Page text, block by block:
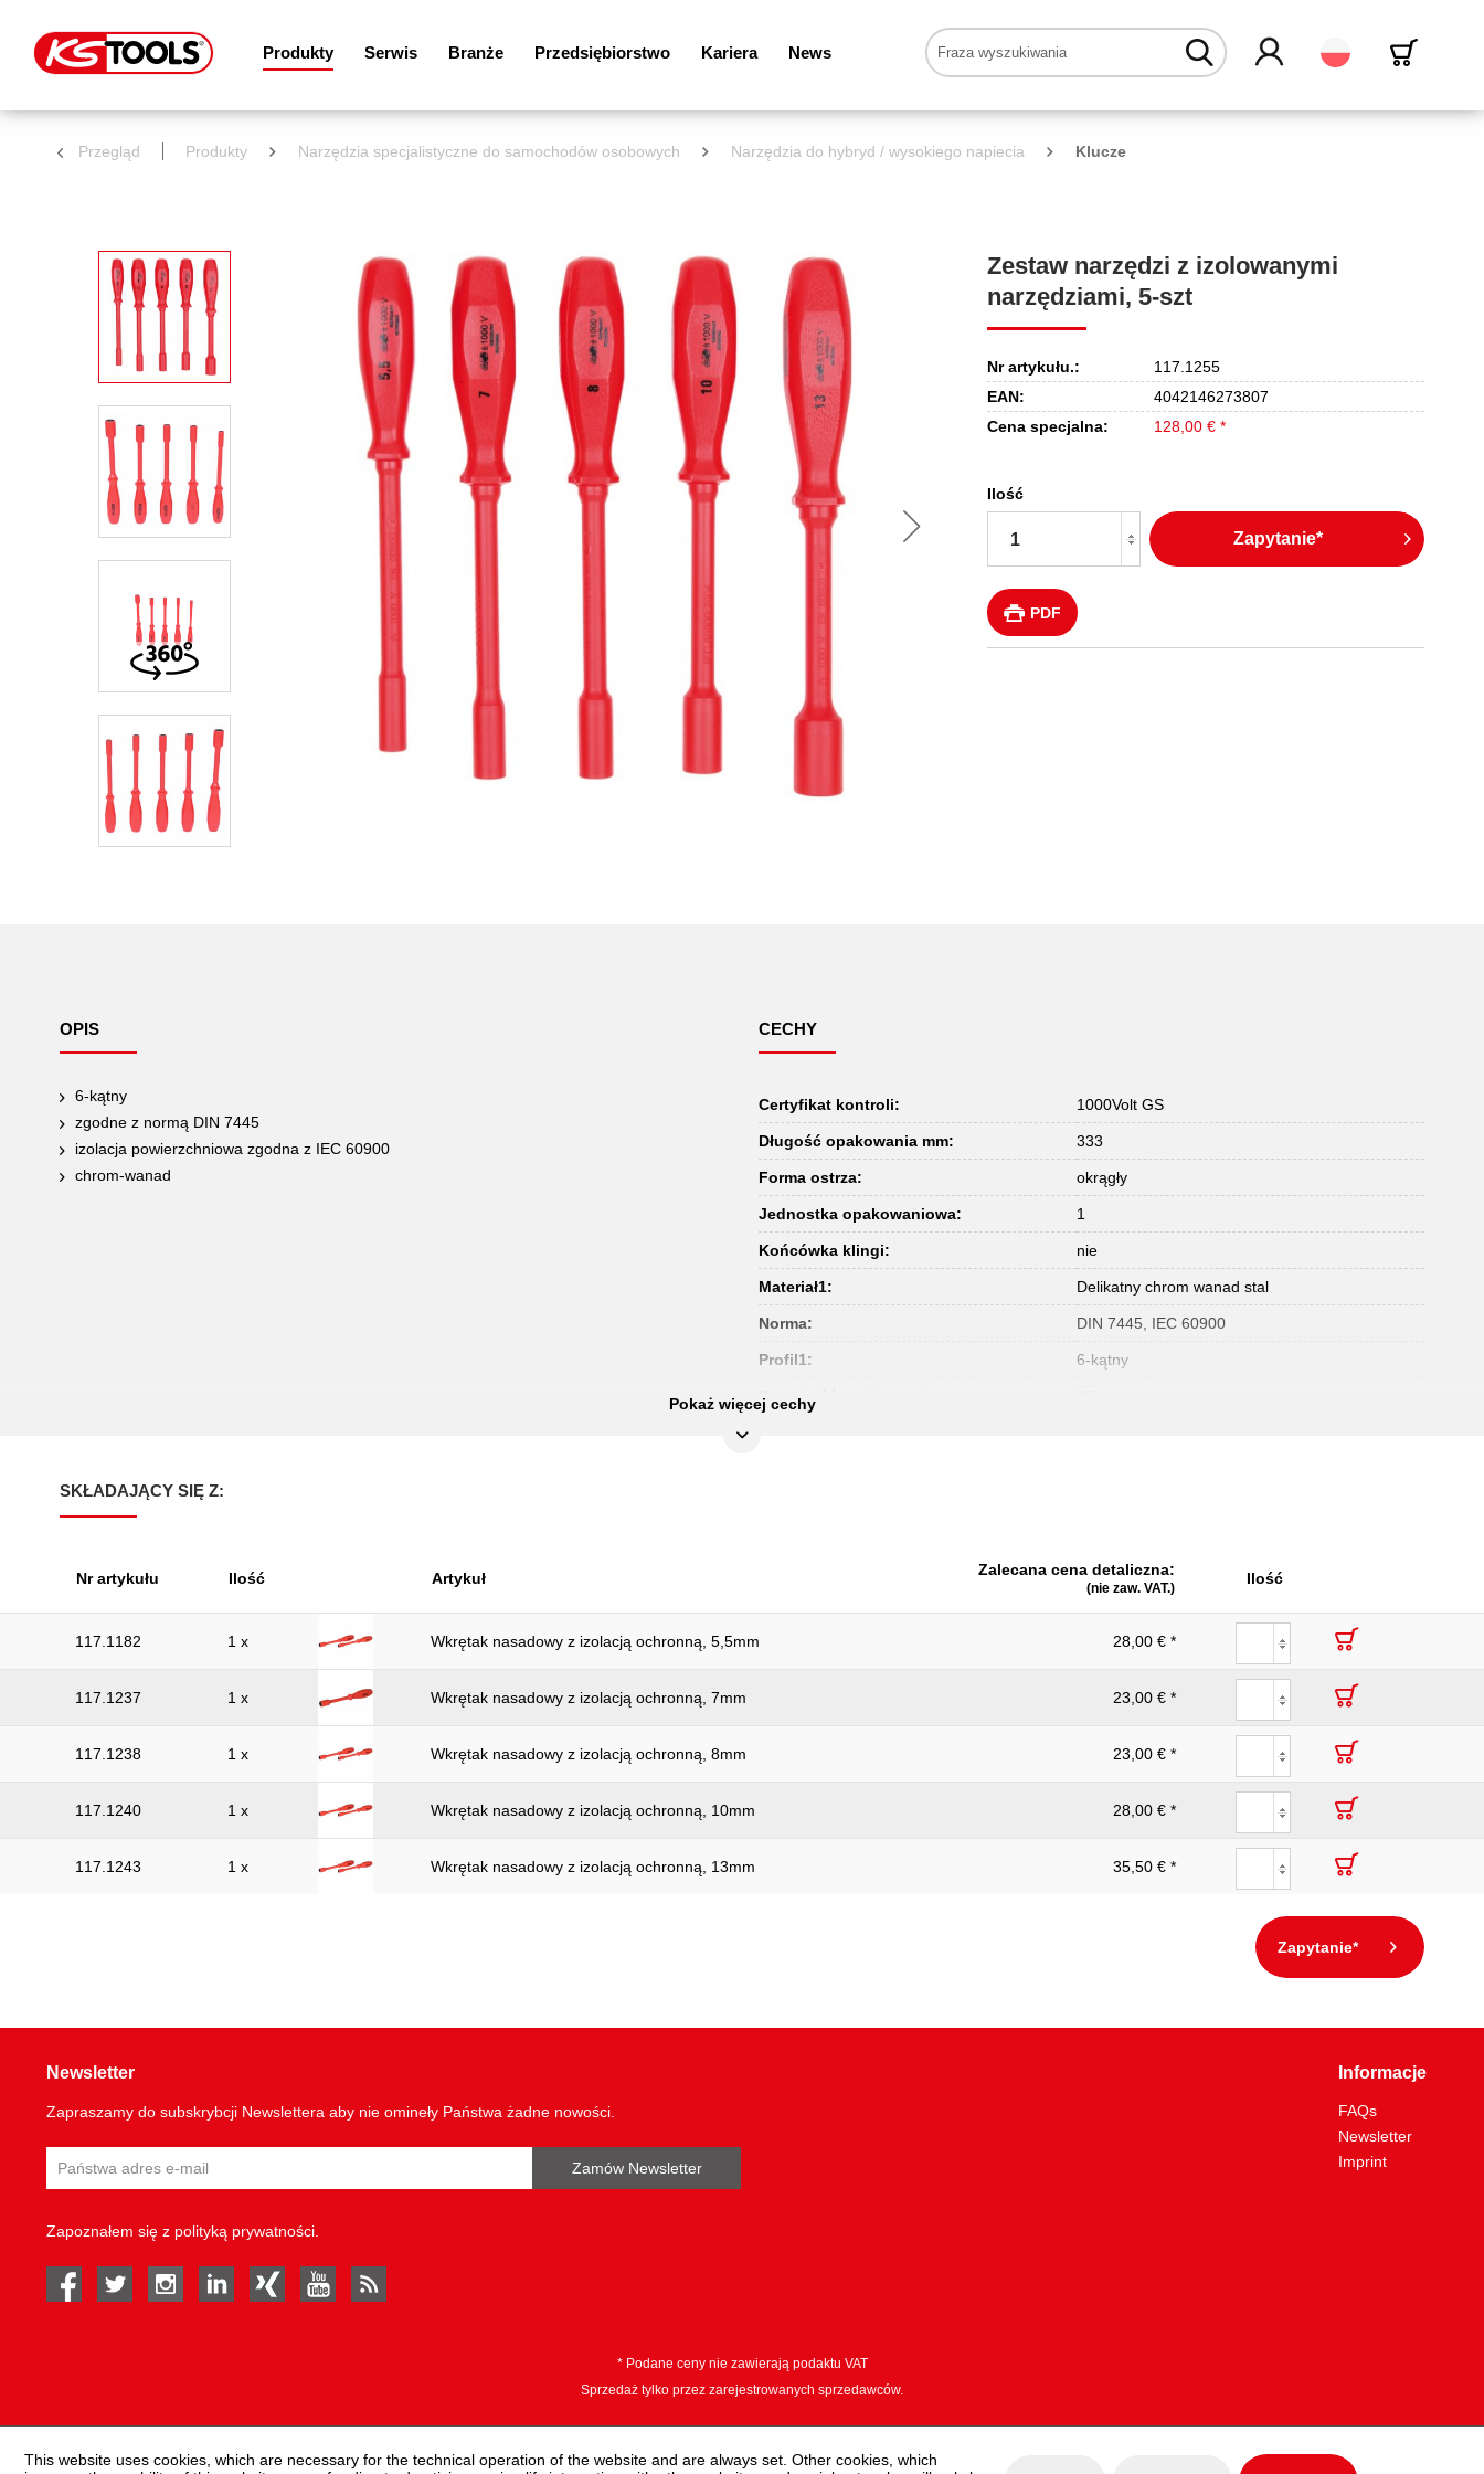
Produkty Serwis Branże Przedsiębiorstwo Kariera News Polski
Przegląd Produkty Narzędzia specjalistyczne do samochodów osobowych Narzędzia do hybryd / wysokiego napiecia Klucze
Zestaw narzędzi z izolowanymi
narzędziami, 5-szt
Nr artykułu.:
117.1255
EAN:
4042146273807
Cena specjalna:
128,00 € *
Ilość
Zapytanie*
PDF
OPIS
6-kątny
zgodne z normą DIN 7445
izolacja powierzchniowa zgodna z IEC 60900
chrom-wanad
CECHY
Certyfikat kontroli: 1000Volt GS
Długość opakowania mm: 333
Forma ostrza: okrągły
Jednostka opakowaniowa: 1
Końcówka klingi: nie
Materiał1: Delikatny chrom wanad stal
Norma: DIN 7445, IEC 60900
Profil1: 6-kątny
Szerokość opakowania mm:
5
izolacja: Izolacja zgodnie z DIN 3120 - ISO 60900
Pokaż więcej cechy
SKŁADAJĄCY SIĘ Z:
Nr artykułu Ilość Artykuł Zalecana cena detaliczna:
(nie zaw. VAT.)
Ilość
117.1182 1 x Wkrętak nasadowy z izolacją ochronną, 5,5mm 28,00 € *
117.1237 1 x Wkrętak nasadowy z izolacją ochronną, 7mm 23,00 € *
117.1238 1 x Wkrętak nasadowy z izolacją ochronną, 8mm 23,00 € *
117.1240 1 x Wkrętak nasadowy z izolacją ochronną, 10mm 28,00 € *
117.1243 1 x Wkrętak nasadowy z izolacją ochronną, 13mm 35,50 € *
Zapytanie*
Newsletter
Zapraszamy do subskrybcji Newslettera aby nie omineły Państwa żadne nowości.
Zamów Newsletter
Zapoznałem się z polityką prywatności
facebook twitter instagramlinked in Xing youtube
Informacje
FAQs
Newsletter
Imprint
* Podane ceny nie zawierają podaktu VAT
Sprzedaż tylko przez zarejestrowanych sprzedawców.
This website uses cookies, which are necessary for the technical operation of the website and are always set. Other cookies, which